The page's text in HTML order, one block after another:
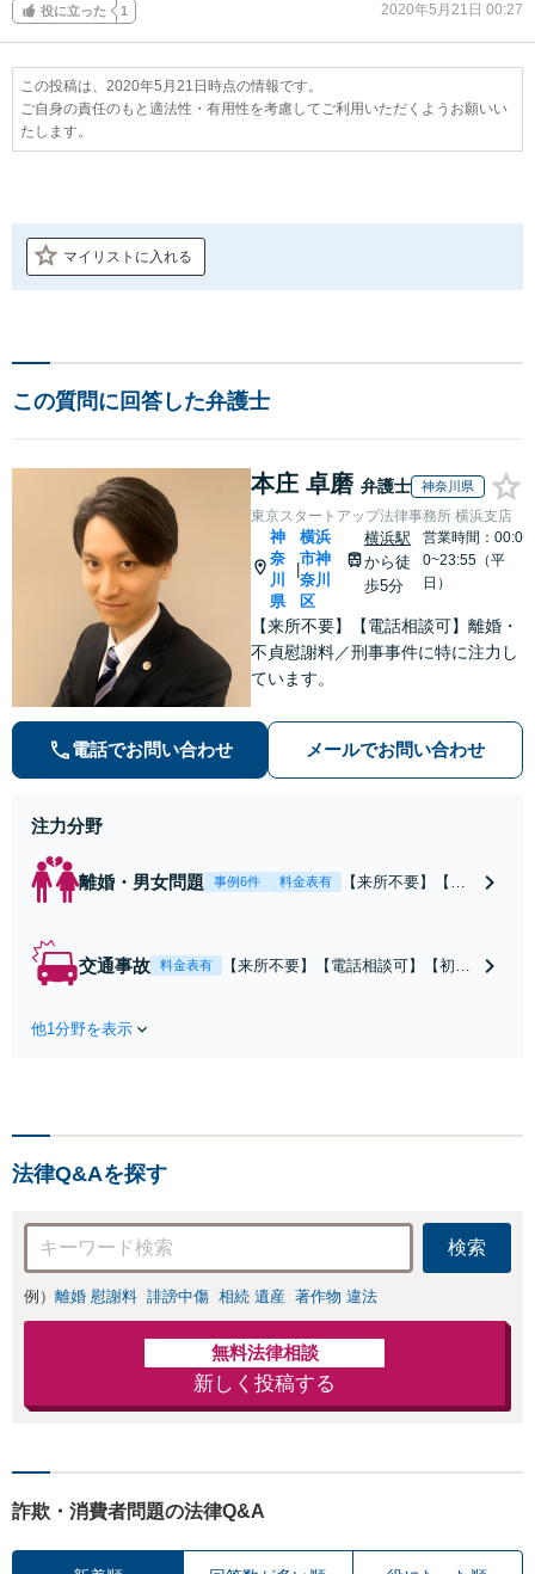
役に立った 1 2020年5月21日 00:27
この投稿は、2020年5月21日時点の情報です。
ご自身の責任のもと適法性・有用性を考慮してご利用いただくようお願いい
たします。
マイリストに入れる
この質問に回答した弁護士
本庄 卓磨 弁護士 神奈川県
東京スタートアップ法律事務所 横浜支店
神
奈
川
県
横浜
市神
奈川
区
横浜駅
から徒
歩5分
営業時間：00:0
0~23:55（平
日）
【来所不要】【電話相談可】離婚・
不貞慰謝料／刑事事件に特に注力し
ています。
電話でお問い合わせ メールでお問い合わせ
注力分野
離婚・男女問題 事例6件 料金表有
【来所不要】【電
争点を整理し、見
交通事故 料金表有
【来所不要】【電話相談可】【初回
他1分野を表示
法律Q&Aを探す
検索
例） 離婚 慰謝料 誹謗中傷 相続 遺産 著作物 違法
無料法律相談
新しく投稿する
詐欺・消費者問題の法律Q&A